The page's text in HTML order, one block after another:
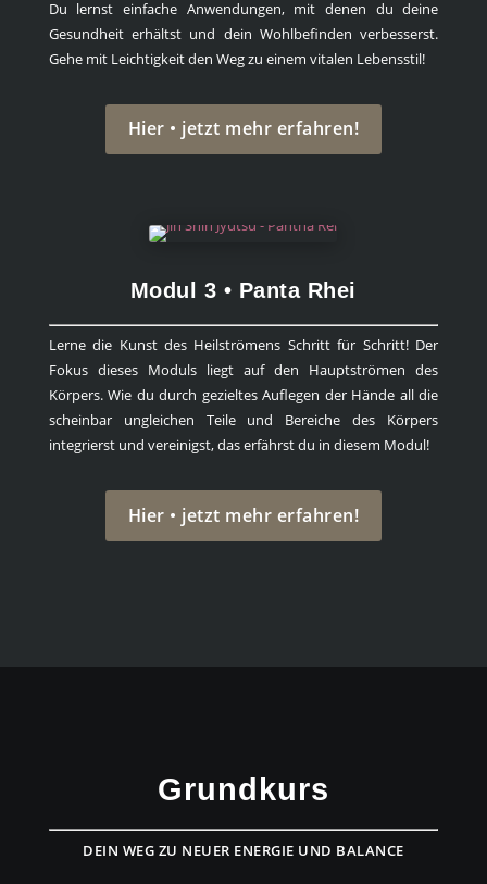
Du lernst einfache Anwendungen, mit denen du deine
Gesundheit erhältst und dein Wohlbefinden verbesserst.
Gehe mit Leichtigkeit den Weg zu einem vitalen Lebensstil!
Hier • jetzt mehr erfahren!
Modul 3 • Panta Rhei
Lerne die Kunst des Heilströmens Schritt für Schritt! Der
Fokus dieses Moduls liegt auf den Hauptströmen des
Körpers. Wie du durch gezieltes Auflegen der Hände all die
scheinbar ungleichen Teile und Bereiche des Körpers
integrierst und vereinigst, das erfährst du in diesem Modul!
Hier • jetzt mehr erfahren!
Grundkurs
DEIN WEG ZU NEUER ENERGIE UND BALANCE